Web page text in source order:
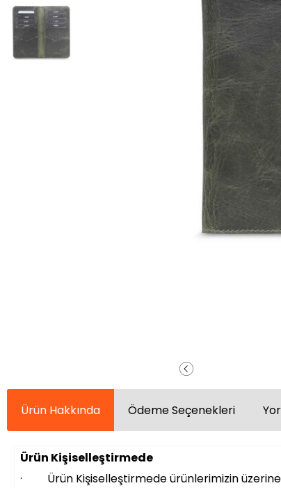
Ürün Hakkında Ödeme Seçenekleri
Ürün Kişiselleştirmede
· Ürün Kişiselleştirmede ürünlerimizin üzerine